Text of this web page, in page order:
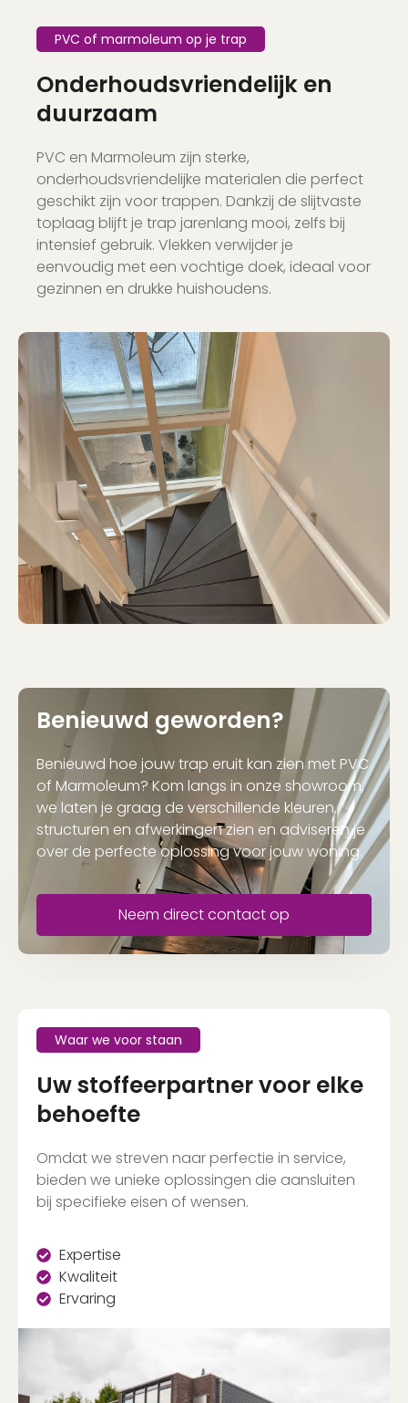
PVC of marmoleum op je trap
Onderhoudsvriendelijk en
duurzaam
PVC en Marmoleum zijn sterke,
onderhoudsvriendelijke materialen die perfect
geschikt zijn voor trappen. Dankzij de slijtvaste
toplaag blijft je trap jarenlang mooi, zelfs bij
intensief gebruik. Vlekken verwijder je
eenvoudig met een vochtige doek, ideaal voor
gezinnen en drukke huishoudens.
Benieuwd geworden?
Benieuwd hoe jouw trap eruit kan zien met PVC
of Marmoleum? Kom langs in onze showroom,
we laten je graag de verschillende kleuren,
structuren en afwerkingen zien en adviseren je
over de perfecte oplossing voor jouw woning.
Neem direct contact op
Waar we voor staan
Uw stoffeerpartner voor elke
behoefte
Omdat we streven naar perfectie in service,
bieden we unieke oplossingen die aansluiten
bij specifieke eisen of wensen.
Expertise
Kwaliteit
Ervaring